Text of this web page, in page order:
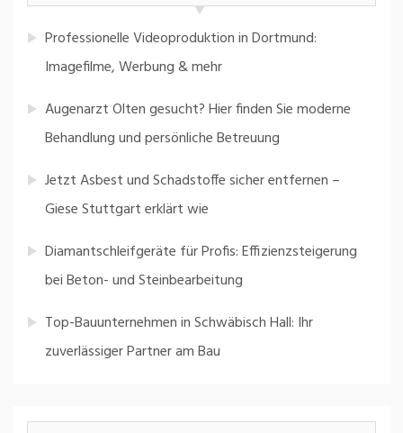
Professionelle Videoproduktion in Dortmund:
Imagefilme, Werbung & mehr
Augenarzt Olten gesucht? Hier finden Sie moderne
Behandlung und persönliche Betreuung
Jetzt Asbest und Schadstoffe sicher entfernen –
Giese Stuttgart erklärt wie
Diamantschleifgeräte für Profis: Effizienzsteigerung
bei Beton- und Steinbearbeitung
Top-Bauunternehmen in Schwäbisch Hall: Ihr
zuverlässiger Partner am Bau